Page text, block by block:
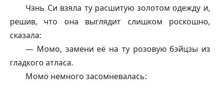
Чэнь Си взяла ту расшитую золотом одежду и,
решив, что она выглядит слишком роскошно,
сказала:
— Момо, замени её на ту розовую бэйцзы из
гладкого атласа.
Момо немного засомневалась: